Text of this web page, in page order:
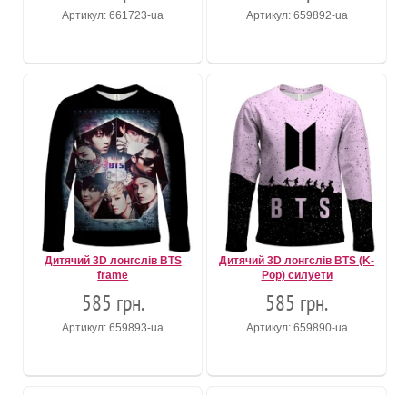
Артикул: 661723-ua Артикул: 659892-ua
Дитячий 3D лонгслів BTS
frame
585 грн.
Артикул: 659893-ua
Дитячий 3D лонгслів BTS (K-
Pop) силуети
585 грн.
Артикул: 659890-ua